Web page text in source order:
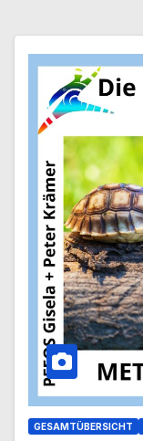
GESAMTÜBERSICHT